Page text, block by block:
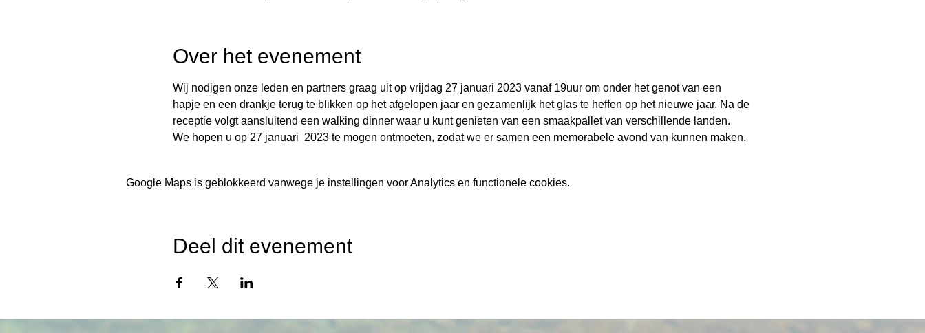
Over het evenement
Wij nodigen onze leden en partners graag uit op vrijdag 27 januari 2023 vanaf 19uur om onder het genot van een
hapje en een drankje terug te blikken op het afgelopen jaar en gezamenlijk het glas te heffen op het nieuwe jaar. Na de
receptie volgt aansluitend een walking dinner waar u kunt genieten van een smaakpallet van verschillende landen.
We hopen u op 27 januari  2023 te mogen ontmoeten, zodat we er samen een memorabele avond van kunnen maken.
Google Maps is geblokkeerd vanwege je instellingen voor Analytics en functionele cookies.
Deel dit evenement